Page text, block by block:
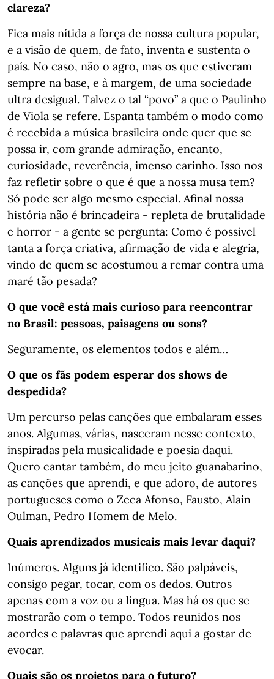
clareza?
Fica mais nítida a força de nossa cultura popular,
e a visão de quem, de fato, inventa e sustenta o
país. No caso, não o agro, mas os que estiveram
sempre na base, e à margem, de uma sociedade
ultra desigual. Talvez o tal “povo” a que o Paulinho
de Viola se refere. Espanta também o modo como
é recebida a música brasileira onde quer que se
possa ir, com grande admiração, encanto,
curiosidade, reverência, imenso carinho. Isso nos
faz refletir sobre o que é que a nossa musa tem?
Só pode ser algo mesmo especial. Afinal nossa
história não é brincadeira - repleta de brutalidade
e horror - a gente se pergunta: Como é possível
tanta a força criativa, afirmação de vida e alegria,
vindo de quem se acostumou a remar contra uma
maré tão pesada?
O que você está mais curioso para reencontrar
no Brasil: pessoas, paisagens ou sons?
Seguramente, os elementos todos e além…
O que os fãs podem esperar dos shows de
despedida?
Um percurso pelas canções que embalaram esses
anos. Algumas, várias, nasceram nesse contexto,
inspiradas pela musicalidade e poesia daqui.
Quero cantar também, do meu jeito guanabarino,
as canções que aprendi, e que adoro, de autores
portugueses como o Zeca Afonso, Fausto, Alain
Oulman, Pedro Homem de Melo.
Quais aprendizados musicais mais levar daqui?
Inúmeros. Alguns já identifico. São palpáveis,
consigo pegar, tocar, com os dedos. Outros
apenas com a voz ou a língua. Mas há os que se
mostrarão com o tempo. Todos reunidos nos
acordes e palavras que aprendi aqui a gostar de
evocar.
Quais são os projetos para o futuro?